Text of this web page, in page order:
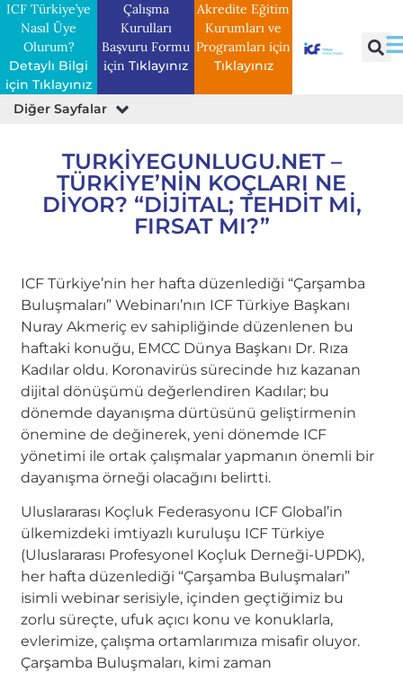
ICF Türkiye’ye
Nasıl Üye
Olurum?
Detaylı Bilgi
için Tıklayınız
Çalışma
Kurulları
Başvuru Formu
içinTıklayınız
Akredite Eğitim
Kurumları ve
Programları için
Tıklayınız
Diğer Sayfalar
TURKIYEGUNLUGU.NET –
TÜRKIYE’NIN KOÇLARI NE
DIYOR? “DIJITAL; TEHDIT MI,
FIRSAT MI?”
ICF Türkiye’nin her hafta düzenlediği “Çarşamba
Buluşmaları” Webinarı’nın ICF Türkiye Başkanı
Nuray Akmeriç ev sahipliğinde düzenlenen bu
haftaki konuğu, EMCC Dünya Başkanı Dr. Rıza
Kadılar oldu. Koronavirüs sürecinde hız kazanan
dijital dönüşümü değerlendiren Kadılar; bu
dönemde dayanışma dürtüsünü geliştirmenin
önemine de değinerek, yeni dönemde ICF
yönetimi ile ortak çalışmalar yapmanın önemli bir
dayanışma örneği olacağını belirtti.
Uluslararası Koçluk Federasyonu ICF Global’in
ülkemizdeki imtiyazlı kuruluşu ICF Türkiye
(Uluslararası Profesyonel Koçluk Derneği-UPDK),
her hafta düzenlediği “Çarşamba Buluşmaları”
isimli webinar serisiyle, içinden geçtiğimiz bu
zorlu süreçte, ufuk açıcı konu ve konuklarla,
evlerimize, çalışma ortamlarımıza misafir oluyor.
Çarşamba Buluşmaları, kimi zaman